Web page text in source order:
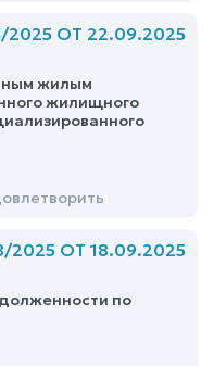
ОТ 22.09.2025
жилым
жилищного
ОТ 18.09.2025
по